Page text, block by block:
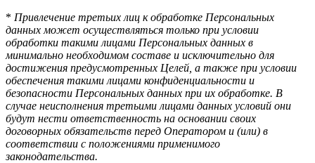
* Привлечение третьих лиц к обработке Персональных
данных может осуществляться только при условии
обработки такими лицами Персональных данных в
минимально необходимом составе и исключительно для
достижения предусмотренных Целей, а также при условии
обеспечения такими лицами конфиденциальности и
безопасности Персональных данных при их обработке. В
случае неисполнения третьими лицами данных условий они
будут нести ответственность на основании своих
договорных обязательств перед Оператором и (или) в
соответствии с положениями применимого
законодательства.